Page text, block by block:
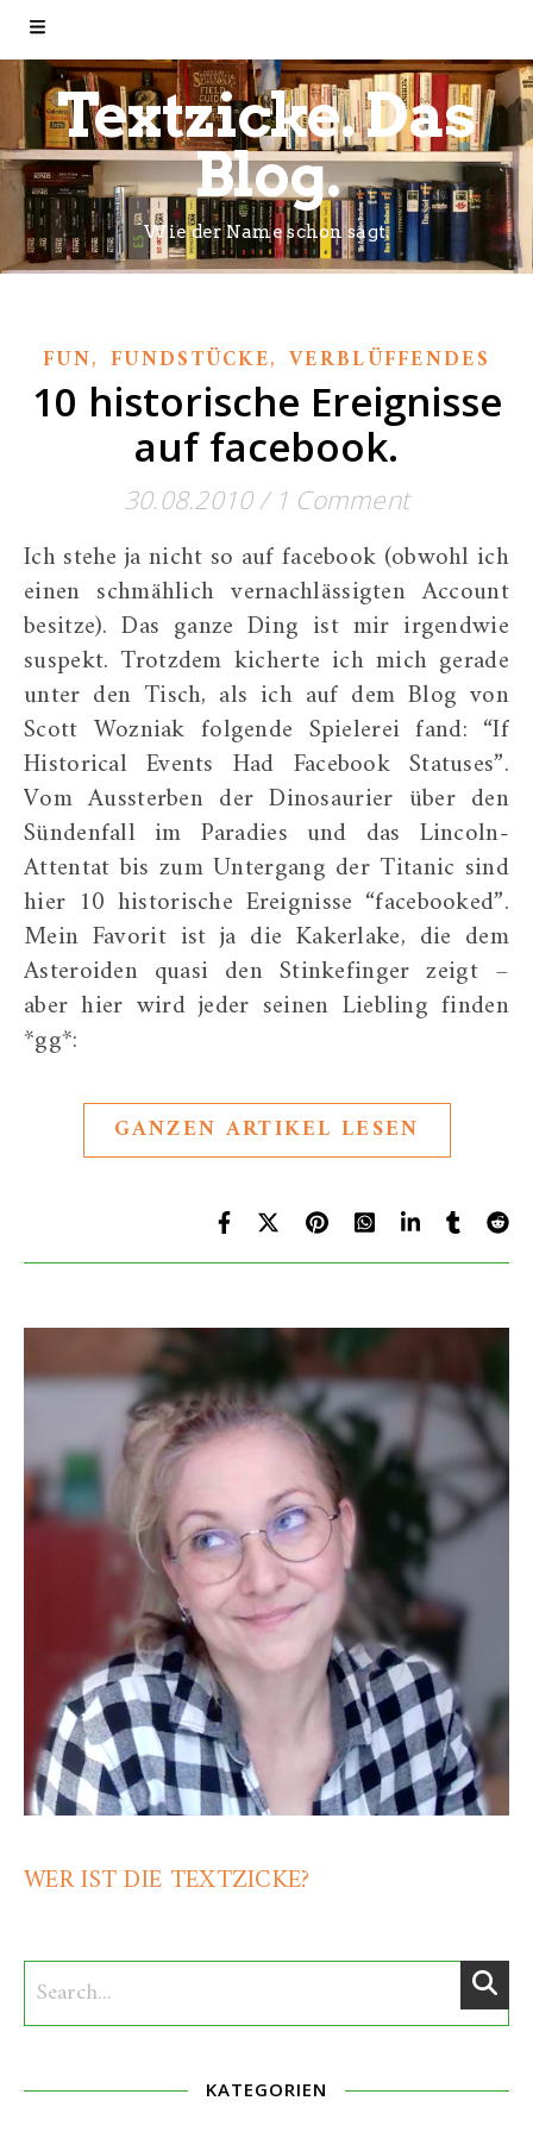
Textzicke. Das
Blog.
Wie der Name schon sagt.
FUN, FUNDSTÜCKE, VERBLÜFFENDES
10 historische Ereignisse
auf facebook.
30.08.2010/ 1 Comment
Ich stehe ja nicht so auf facebook (obwohl ich
einen schmählich vernachlässigten Account
besitze). Das ganze Ding ist mir irgendwie
suspekt. Trotzdem kicherte ich mich gerade
unter den Tisch, als ich auf dem Blog von
Scott Wozniak folgende Spielerei fand: “If
Historical Events Had Facebook Statuses”.
Vom Aussterben der Dinosaurier über den
Sündenfall im Paradies und das Lincoln-
Attentat bis zum Untergang der Titanic sind
hier 10 historische Ereignisse “facebooked”.
Mein Favorit ist ja die Kakerlake, die dem
Asteroiden quasi den Stinkefinger zeigt –
aber hier wird jeder seinen Liebling finden
*gg*:
GANZEN ARTIKEL LESEN
WER IST DIE TEXTZICKE?
KATEGORIEN